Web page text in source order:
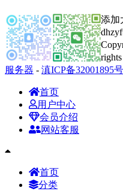
添加
服务器 - 滇ICP备32001895
首页
用户中心
会员介绍
网站客服
首页
分类